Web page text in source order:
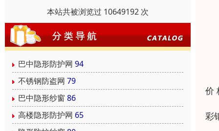
本站共被浏览过 10649192 次
巴中隐形防护网 94
不锈钢防盗网 79
巴中隐形纱窗 86
高楼隐形防护网 65
价
彩